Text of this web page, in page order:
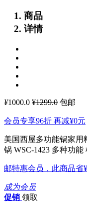
商品
详情
¥1000.0 ¥1299.0 包邮
会员专享96折 再减¥0元
美国西屋多功能锅家用
锅 WSC-1423 多种功能
邮特惠会员，此商品省
成为会员
促销 领取